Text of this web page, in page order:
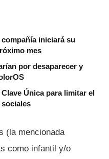
iniciará su
mes
por desaparecer y
Única para limitar el
sociales
(la mencionada
como infantil y/o